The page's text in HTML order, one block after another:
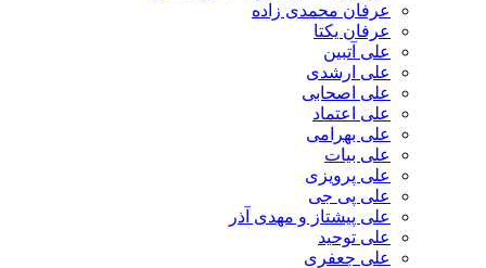
عرفان محمدی زاده
عرفان یکتا
علی آتبین
علی ارشدی
علی اصحابی
علی اعتماد
علی بهرامی
علی بیات
علی پرویزی
علی پی جی
علی پیشتاز و مهدی آذر
علی توحید
علی جعفری